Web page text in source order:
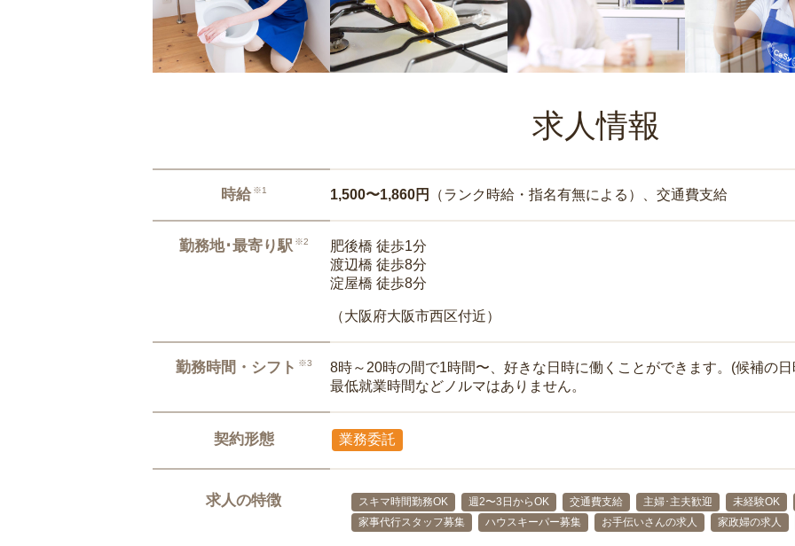
求人情報
時給 ※1 1,500〜1,860円 （ランク時給・指名有無による）、交通費支給
勤務地･最寄り駅 ※2
肥後橋 徒歩1分
渡辺橋 徒歩8分
淀屋橋 徒歩8分
（大阪府大阪市西区付近）
勤務時間・シフト ※3
8時～20時の間で1時間〜、好きな日時に働くことができます。(候補の
最低就業時間などノルマはありません。
契約形態 業務委託
求人の特徴 スキマ時間勤務OK 週2〜3日からOK 交通費支給 主婦･主夫歓迎 未経験OK
家事代行スタッフ募集
ハウスキーパー募集 お手伝いさんの求人 家政婦の求人